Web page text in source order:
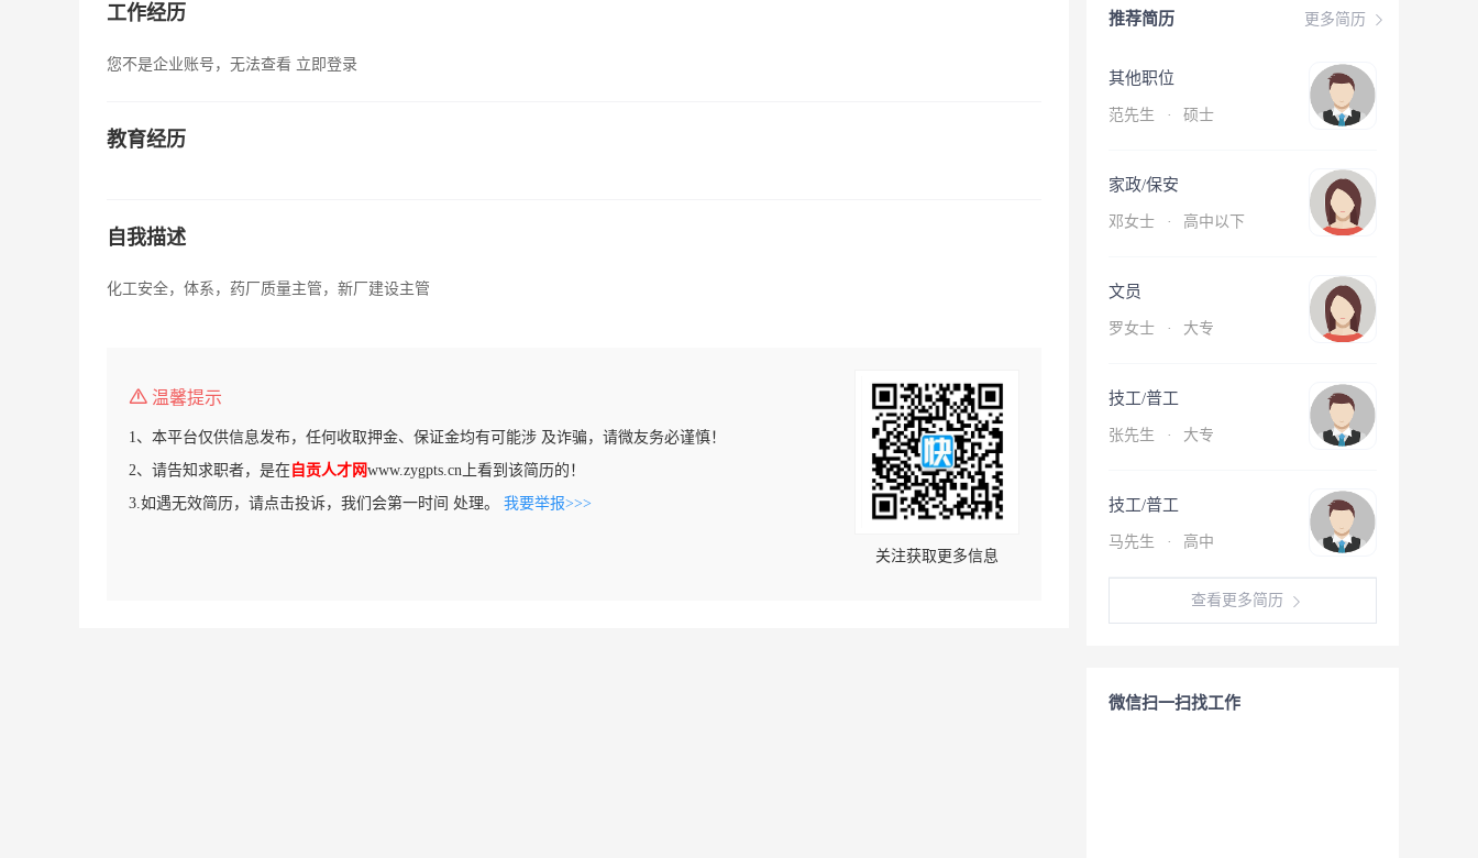
工作经历
您不是企业账号，无法查看 立即登录
教育经历
自我描述
化工安全，体系，药厂质量主管，新厂建设主管
温馨提示
1、本平台仅供信息发布，任何收取押金、保证金均有可能涉 及诈骗，请微友务必谨慎！
2、请告知求职者，是在 自贡人才网www.zygpts.cn上看到该简历的！
3.如遇无效简历，请点击投诉，我们会第一时间 处理。 我要举报>>>
关注获取更多信息
更多简历
推荐简历
其他职位
范先生 · 硕士
家政/保安
邓女士 · 高中以下
文员
罗女士 · 大专
技工/普工
张先生 · 大专
技工/普工
马先生 · 高中
查看更多简历
微信扫一扫找工作